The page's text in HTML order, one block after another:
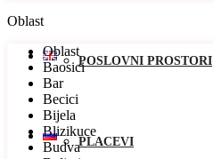
POSLOVNI PROSTORI
PLACEVI
Oblast
Oblast
Baosici
Bar
Becici
Bijela
Blizikuce
Budva